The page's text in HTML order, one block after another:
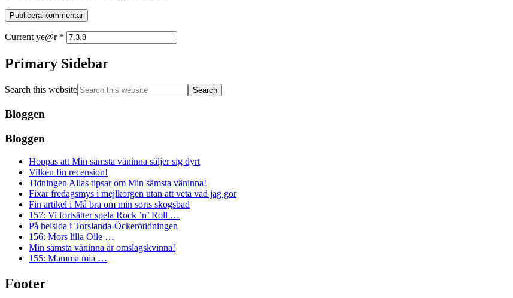
Current ye@r *
Primary Sidebar
Search this website
Bloggen
Bloggen
Hoppas att Min sämsta väninna säljer sig dyrt
Vilken fin recension!
Tidningen Allas tipsar om Min sämsta väninna!
Fixar fredagsmys i mejlkorgen utan att veta vad jag gör
Fin artikel i Må bra om min sorts skogsbad
157: Vi fortsätter spela Rock ’n’ Roll …
På helsida i Torslanda-Öckerötidningen
156: Mors lilla Olle …
Min sämsta väninna är omslagskvinna!
155: Mamma mia …
Footer